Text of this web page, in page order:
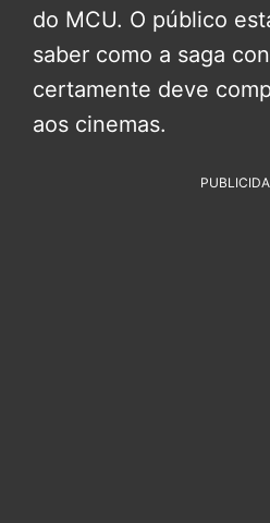
do MCU. O público
saber como a saga
certamente deve
aos cinemas.